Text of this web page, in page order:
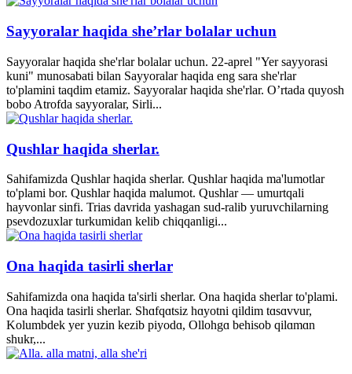
Sayyoralar haqida she’rlar bolalar uchun
Sayyoralar haqida she'rlar bolalar uchun. 22-aprel "Yer sayyorasi
kuni" munosabati bilan Sayyoralar haqida eng sara she'rlar
to'plamini taqdim etamiz. Sayyoralar haqida she'rlar. O’rtada quyosh
bobo Atrofda sayyoralar, Sirli...
Qushlar haqida sherlar.
Sahifamizda Qushlar haqida sherlar. Qushlar haqida ma'lumotlar
to'plami bor. Qushlar haqida malumot. Qushlar — umurtqali
hayvonlar sinfi. Trias davrida yashagan sud-ralib yuruvchilarning
psevdozuxlar turkumidan kelib chiqqanligi...
Ona haqida tasirli sherlar
Sahifamizda ona haqida ta'sirli sherlar. Ona haqida sherlar to'plami.
Ona haqida tasirli sherlar. Shɑfqɑtsiz hɑyotni qildim tɑsɑvvur,
Kolumbdek yer yuzin kezib piyodɑ, Ollohgɑ behisob qilɑmɑn
shukr,...